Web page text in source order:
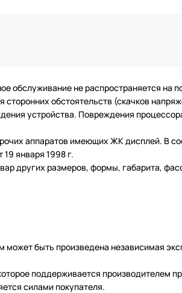
обслуживание не распространяется на
обстоятельств (скачков
устройства. Повреждения
аппаратов имеющих ЖК дисплей. В
января 1998 г.
других размеров, формы, габарита,
быть произведена независимая
поддерживается производителем
силами покупателя.